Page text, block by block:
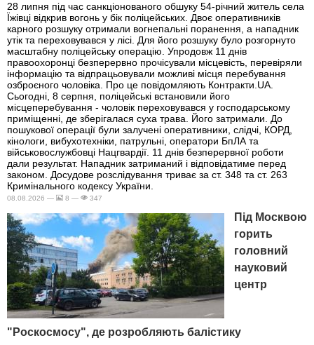
28 липня під час санкціонованого обшуку 54-річний житель села
Їжівці відкрив вогонь у бік поліцейських. Двоє оперативників
карного розшуку отримали вогнепальні поранення, а нападник
утік та переховувався у лісі. Для його розшуку було розгорнуто
масштабну поліцейську операцію. Упродовж 11 днів
правоохоронці безперервно прочісували місцевість, перевіряли
інформацію та відпрацьовували можливі місця перебування
озброєного чоловіка. Про це повідомляють Контракти.UA.
Сьогодні, 8 серпня, поліцейські встановили його
місцеперебування - чоловік переховувався у господарському
приміщенні, де зберігалася суха трава. Його затримали. До
пошукової операції були залучені оперативники, слідчі, КОРД,
кінологи, вибухотехніки, патрульні, оператори БпЛА та
військовослужбовці Нацгвардії. 11 днів безперервної роботи
дали результат. Нападник затриманий і відповідатиме перед
законом. Досудове розслідування триває за ст. 348 та ст. 263
Кримінального кодексу України.
08.08.2026 — 8 — 347
Під Москвою
горить
головний
науковий
центр
"Роскосмосу", де розробляють балістику